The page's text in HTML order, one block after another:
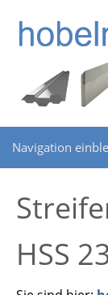
Navigation
HSS